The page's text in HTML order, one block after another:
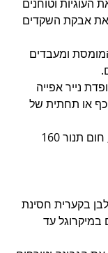
העוגיות וטוחנים
אבקת השקדים
ומעבדים
נייר אפייה
או תחתית של
בקערית חסינת
במיקרוגל עד